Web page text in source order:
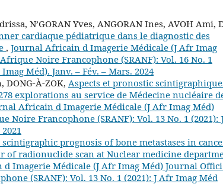
N’GORAN Yves, ANGORAN Ines, AVOH Ami,
cardiaque pédiatrique dans le diagnostic des
, Journal Africain d Imagerie Médicale (J Afr Imag
Noire Francophone (SRANF): Vol. 16 No. 1
Méd). Janv. – Fév. – Mars. 2024
DONG-À-ZOK, Aspects et pronostic
explorations au service de Médecine nucléaire
Africain d Imagerie Médicale (J Afr Imag Méd)
Noire Francophone (SRANF): Vol. 13 No. 1 (2021): J
prognosis of bone metastases in
of radionuclide scan at Nuclear medicine
Imagerie Médicale (J Afr Imag Méd) Journal
(SRANF): Vol. 13 No. 1 (2021): J Afr Imag Méd